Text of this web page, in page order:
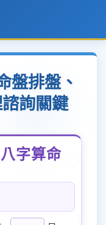
盤排盤、
詢關鍵
字算命